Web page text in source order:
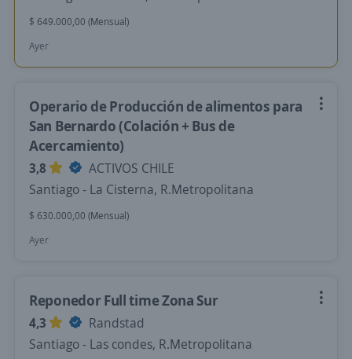
$ 649.000,00 (Mensual)
Ayer
Operario de Producción de alimentos para
San Bernardo (Colación + Bus de
Acercamiento)
3,8
ACTIVOS CHILE
Santiago - La Cisterna, R.Metropolitana
$ 630.000,00 (Mensual)
Ayer
Reponedor Full time Zona Sur
4,3
Randstad
Santiago - Las condes, R.Metropolitana